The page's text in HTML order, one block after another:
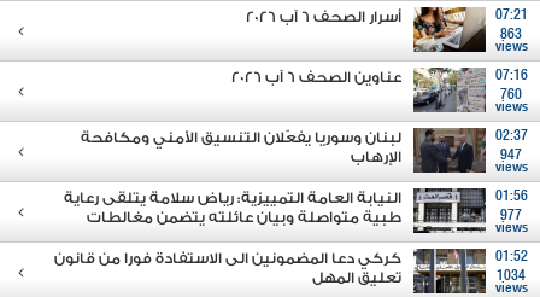
07:21
863
views
أسرار الصحف 6 آب 2026
07:16
760
views
عناوين الصحف 6 آب 2026
02:37
947
views
لبنان وسوريا يفعّلان التنسيق الأمني ومكافحة
الإرهاب
01:56
977
views
النيابة العامة التمييزية: رياض سلامة يتلقى رعاية
طبية متواصلة وبيان عائلته يتضمن مغالطات
01:52
1034
views
كركي دعا المضمونين الى الاستفادة فورا من قانون
تعليق المهل